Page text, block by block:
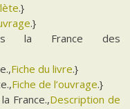
.}
.}
la France des
Fiche du livre.}
Fiche de l’ouvrage.}
France.,Description de